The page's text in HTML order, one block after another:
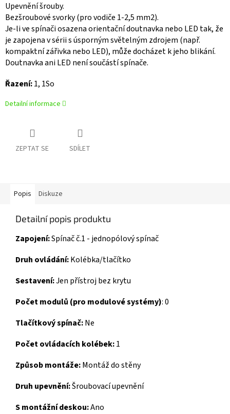
Upevnění šrouby.
Bezšroubové svorky (pro vodiče 1-2,5 mm2).
Je-li ve spínači osazena orientační doutnavka nebo LED tak, že
je zapojena v sérii s úsporným světelným zdrojem (např.
kompaktní zářivka nebo LED), může docházet k jeho blikání.
Doutnavka ani LED není součástí spínače.
Řazení:1, 1So
Detailní informace
ZEPTAT SE SDÍLET
Popis Diskuze
Detailní popis produktu
Zapojení:Spínač č.1 - jednopólový spínač
Druh ovládání:Kolébka/tlačítko
Sestavení:Jen přístroj bez krytu
Počet modulů (pro modulové systémy):0
Tlačítkový spínač:Ne
Počet ovládacích kolébek:1
Způsob montáže:Montáž do stěny
Druh upevnění:Šroubovací upevnění
S montážní deskou:Ano